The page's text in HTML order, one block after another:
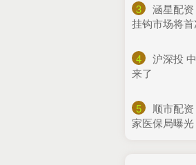
3
涵星配
挂钩市场将
4
沪深投
来了
5
顺市配
家医保局曝光